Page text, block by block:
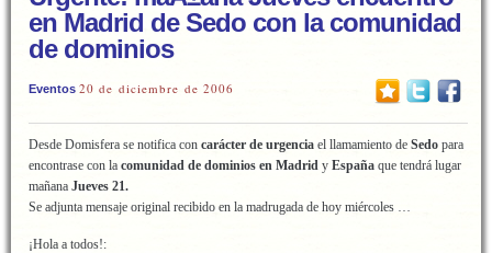
en Madrid de Sedo con la comunidad
de dominios
Eventos 20 de diciembre de 2006
Desde Domisfera se notifica con carácter de urgencia el llamamiento de Sedo para
encontrase con la comunidad de dominios en Madrid y España que tendrá lugar
mañana Jueves 21.
Se adjunta mensaje original recibido en la madrugada de hoy miércoles …
¡Hola a todos!: